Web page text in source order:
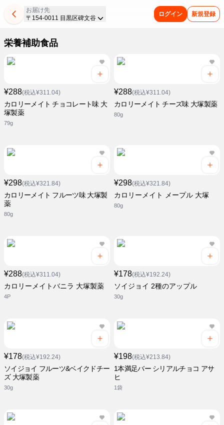
お届け先
〒154-0011 目黒区碑文谷
ログイン 新規登録
栄養補助食品
¥288(税込¥311.04)
カロリーメイト チョコレート味 大
塚製薬
79g
¥288(税込¥311.04)
カロリーメイト チーズ味 大塚製薬
80g
¥298(税込¥321.84)
カロリーメイト フルーツ味 大塚製
薬
80g
¥298(税込¥321.84)
カロリーメイト メープル 大塚
80g
¥288(税込¥311.04)
カロリーメイトバニラ 大塚製薬
4P
¥178(税込¥192.24)
ソイジョイ 2種のアップル
30g
¥178(税込¥192.24)
ソイジョイ フルーツ&ベイクドチー
ズ 大塚製薬
30g
¥198(税込¥213.84)
1本満足バー シリアルチョコ アサ
ヒ
1袋